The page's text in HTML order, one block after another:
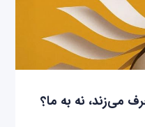
می‌زند، نه به ما؟